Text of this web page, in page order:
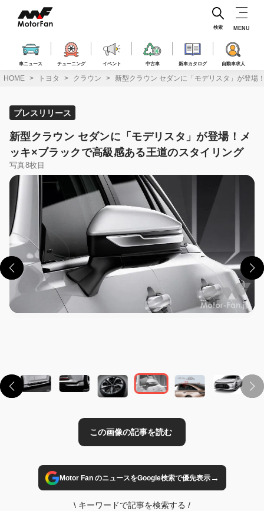
ス
車ニュース チューニング イベント 中古車 新車カタログ 自動車求人
検索 MENU
HOME トヨタ クラウン 新型クラウン セダンに「モデリスタ」が登場
プレスリリース
新型クラウン セダンに「モデリスタ」が登場！メ
ッキ×ブラックで高級感ある王道のスタイリング
写真8枚目
Motor Fan のニュースをGoogle検索で優先表示→
\ キーワードで記事を検索する /